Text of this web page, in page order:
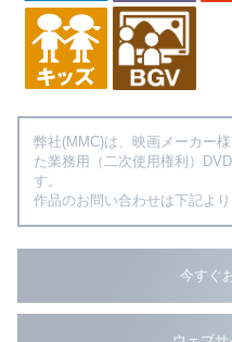
弊社(MMC)は、映画メーカー
た業務用（二次使用権利）
す。
作品のお問い合わせは下記よ
今すぐ